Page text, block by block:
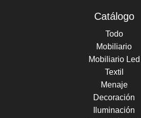
Catálogo
Todo
Mobiliario
Mobiliario Led
Textil
Menaje
Decoración
Iluminación